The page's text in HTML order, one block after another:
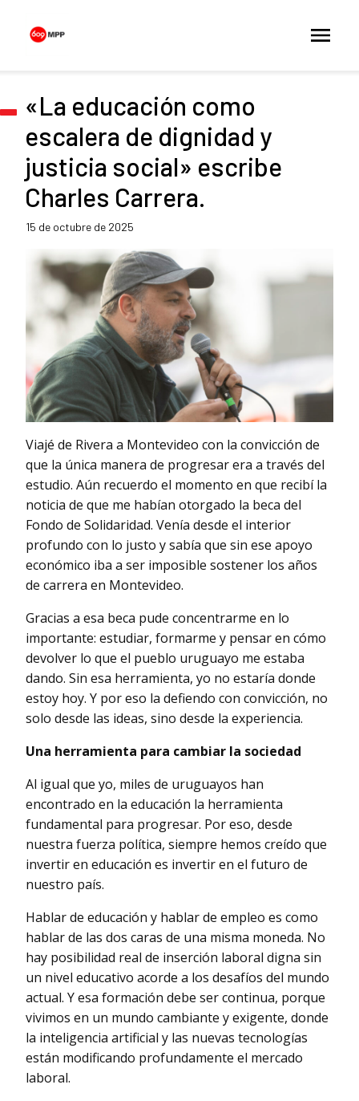
«La educación como
escalera de dignidad y
justicia social» escribe
Charles Carrera.
15 de octubre de 2025
Viajé de Rivera a Montevideo con la convicción de
que la única manera de progresar era a través del
estudio. Aún recuerdo el momento en que recibí la
noticia de que me habían otorgado la beca del
Fondo de Solidaridad. Venía desde el interior
profundo con lo justo y sabía que sin ese apoyo
económico iba a ser imposible sostener los años
de carrera en Montevideo.
Gracias a esa beca pude concentrarme en lo
importante: estudiar, formarme y pensar en cómo
devolver lo que el pueblo uruguayo me estaba
dando. Sin esa herramienta, yo no estaría donde
estoy hoy. Y por eso la defiendo con convicción, no
solo desde las ideas, sino desde la experiencia.
Una herramienta para cambiar la sociedad
Al igual que yo, miles de uruguayos han
encontrado en la educación la herramienta
fundamental para progresar. Por eso, desde
nuestra fuerza política, siempre hemos creído que
invertir en educación es invertir en el futuro de
nuestro país.
Hablar de educación y hablar de empleo es como
hablar de las dos caras de una misma moneda. No
hay posibilidad real de inserción laboral digna sin
un nivel educativo acorde a los desafíos del mundo
actual. Y esa formación debe ser continua, porque
vivimos en un mundo cambiante y exigente, donde
la inteligencia artificial y las nuevas tecnologías
están modificando profundamente el mercado
laboral.